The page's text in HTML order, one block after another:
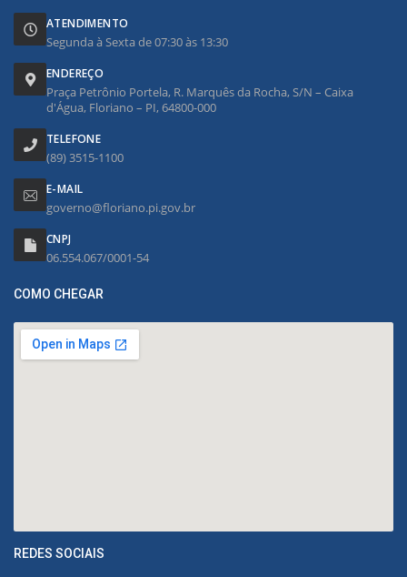
ATENDIMENTO
Segunda à Sexta de 07:30 às 13:30
ENDEREÇO
Praça Petrônio Portela, R. Marquês da Rocha, S/N – Caixa
d'Água, Floriano – PI, 64800-000
TELEFONE
(89) 3515-1100
E-MAIL
governo@floriano.pi.gov.br
CNPJ
06.554.067/0001-54
COMO CHEGAR
REDES SOCIAIS